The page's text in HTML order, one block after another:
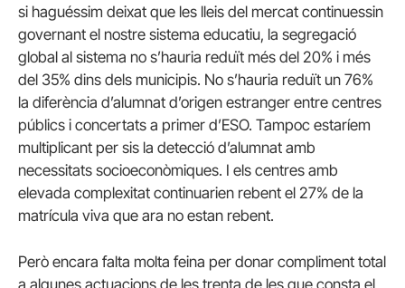
si haguéssim deixat que les lleis del mercat continuessin
governant el nostre sistema educatiu, la segregació
global al sistema no s’hauria reduït més del 20% i més
del 35% dins dels municipis. No s’hauria reduït un 76%
la diferència d’alumnat d’origen estranger entre centres
públics i concertats a primer d’ESO. Tampoc estaríem
multiplicant per sis la detecció d’alumnat amb
necessitats socioeconòmiques. I els centres amb
elevada complexitat continuarien rebent el 27% de la
matrícula viva que ara no estan rebent.
Però encara falta molta feina per donar compliment total